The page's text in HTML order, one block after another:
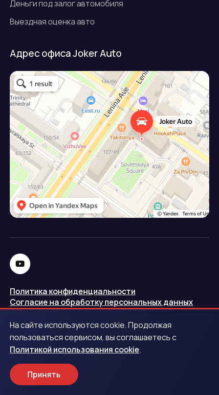
Деньги под залог автомобиля
Выездная оценка авто
Адрес офиса Joker Auto
Джокер авто
Займ под залог авто в Подольске
Микрофинансовая организация в Подольске
Политика конфиденциальности
Согласие на обработку персональных данных
Политика использования cookie
Запись в реестре операторов персональных данных
РКН
Центральный банк Российской Федерации
На сайте используются cookie. Продолжая
пользоваться сервисом, вы соглашаетесь с
Политикой использования cookie.
Принять